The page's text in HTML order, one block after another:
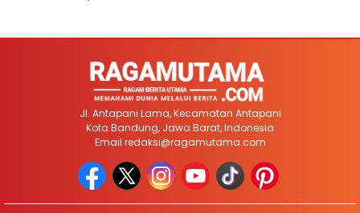
Jl. Antapani Lama, Kecamatan Antapani
Kota Bandung, Jawa Barat, Indonesia
Email redaksi@ragamutama.com